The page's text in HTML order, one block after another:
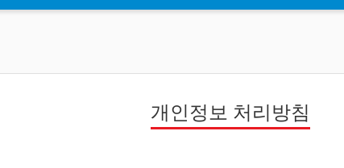
개인정보 처리방침